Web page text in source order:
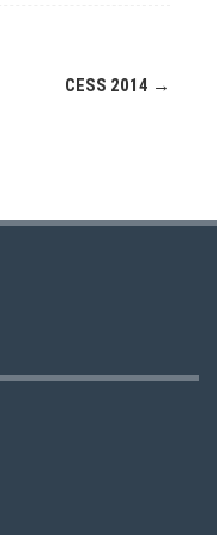
CESS 2014 →